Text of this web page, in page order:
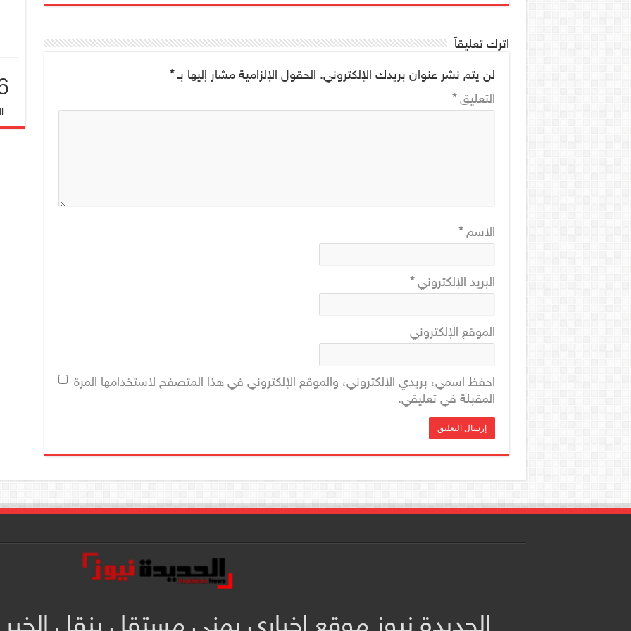
اترك تعليقاً
لن يتم نشر عنوان بريدك الإلكتروني. الحقول الإلزامية مشار إليها بـ*
التعليق*
الاسم*
البريد الإلكتروني*
الموقع الإلكتروني
احفظ اسمي، بريدي الإلكتروني، والموقع الإلكتروني في هذا المتصفح لاستخدامها المرة
المقبلة في تعليقي.
الحديدة نيوز موقع إخباري يمني مستقل ينقل